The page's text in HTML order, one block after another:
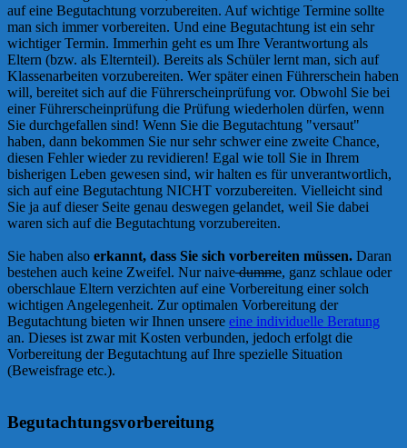
auf eine Begutachtung vorzubereiten. Auf wichtige Termine sollte
man sich immer vorbereiten. Und eine Begutachtung ist ein sehr
wichtiger Termin. Immerhin geht es um Ihre Verantwortung als
Eltern (bzw. als Elternteil). Bereits als Schüler lernt man, sich auf
Klassenarbeiten vorzubereiten. Wer später einen Führerschein haben
will, bereitet sich auf die Führerscheinprüfung vor. Obwohl Sie bei
einer Führerscheinprüfung die Prüfung wiederholen dürfen, wenn
Sie durchgefallen sind! Wenn Sie die Begutachtung "versaut"
haben, dann bekommen Sie nur sehr schwer eine zweite Chance,
diesen Fehler wieder zu revidieren! Egal wie toll Sie in Ihrem
bisherigen Leben gewesen sind, wir halten es für unverantwortlich,
sich auf eine Begutachtung NICHT vorzubereiten. Vielleicht sind
Sie ja auf dieser Seite genau deswegen gelandet, weil Sie dabei
waren sich auf die Begutachtung vorzubereiten.
Sie haben also erkannt, dass Sie sich vorbereiten müssen. Daran
bestehen auch keine Zweifel. Nur naivedumme, ganz schlaue oder
oberschlaue Eltern verzichten auf eine Vorbereitung einer solch
wichtigen Angelegenheit. Zur optimalen Vorbereitung der
Begutachtung bieten wir Ihnen unsere eine individuelle Beratung
an. Dieses ist zwar mit Kosten verbunden, jedoch erfolgt die
Vorbereitung der Begutachtung auf Ihre spezielle Situation
(Beweisfrage etc.).
Begutachtungsvorbereitung